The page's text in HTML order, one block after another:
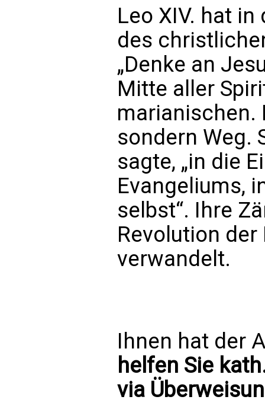
Leo XIV. hat
des
„Denke an
Mitte aller
marianischen.
sondern Weg.
sagte, „in die
Evangeliums,
selbst“. Ihre
Revolution der
verwandelt.
Ihnen hat der
helfen Sie
via